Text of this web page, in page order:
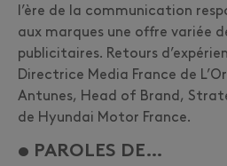
l’ère de la communication
aux marques une offre variée
publicitaires. Retours
Directrice M edia France de L
Antunes, H ead of Brand, S
de Hyundai M otor France.
• PAROLES DE…